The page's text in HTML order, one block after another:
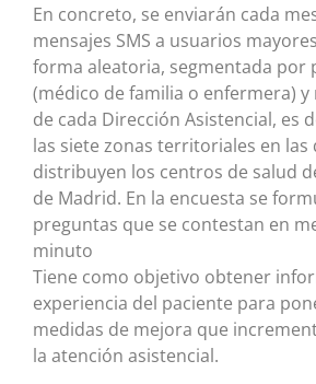
En concreto, se enviarán cada
mensajes SMS a usuarios
forma aleatoria, segmentada por
(médico de familia o enfermera)
de cada Dirección Asistencial, es
las siete zonas territoriales en las
distribuyen los centros de salud
de Madrid. En la encuesta se
preguntas que se contestan en
minuto
Tiene como objetivo obtener
experiencia del paciente para
medidas de mejora que
la atención asistencial.